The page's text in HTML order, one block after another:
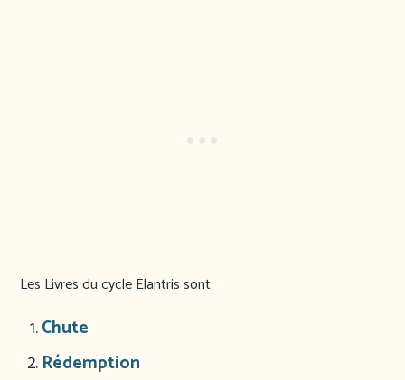
Les Livres du cycle Elantris sont:
Chute
Rédemption